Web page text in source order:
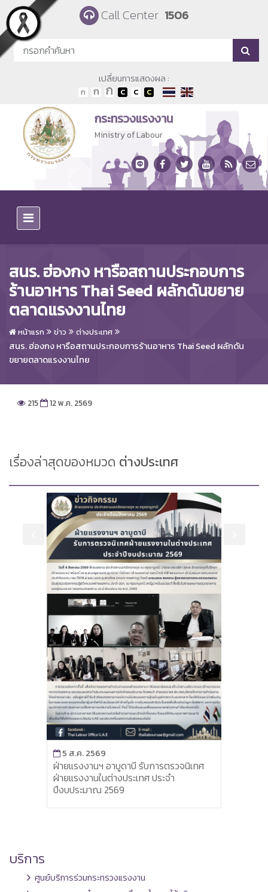
Skip to main content Call Center 1506
เปลี่ยนการแสดงผล :
กระทรวงแรงงาน
Ministry of Labour
สนร. ฮ่องกง หารือสถานประกอบการ
ร้านอาหาร Thai Seed ผลักดันขยาย
ตลาดแรงงานไทย
หน้าแรก ข่าว ต่างประเทศ
สนร. ฮ่องกง หารือสถานประกอบการร้านอาหาร Thai Seed ผลักดัน
ขยายตลาดแรงงานไทย
215 12 พ.ค. 2569
เรื่องล่าสุดของหมวด ต่างประเทศ
5 ส.ค. 2569
ฝ่ายแรงงานฯ อาบูดาบี รับการตรวจนิเทศ
ฝ่ายแรงงานในต่างประเทศ ประจำ
ปีงบประมาณ 2569
บริการ
ศูนย์บริการร่วมกระทรวงแรงงาน